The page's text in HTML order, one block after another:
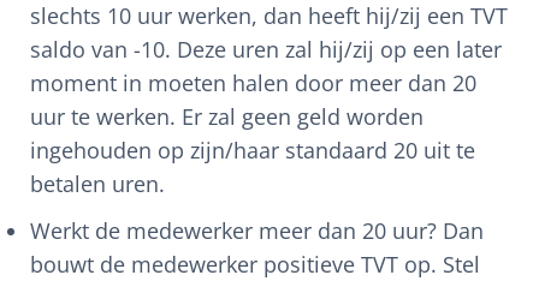
slechts 10 uur werken, dan heeft hij/zij een TVT
saldo van -10. Deze uren zal hij/zij op een later
moment in moeten halen door meer dan 20
uur te werken. Er zal geen geld worden
ingehouden op zijn/haar standaard 20 uit te
betalen uren.
Werkt de medewerker meer dan 20 uur? Dan
bouwt de medewerker positieve TVT op. Stel